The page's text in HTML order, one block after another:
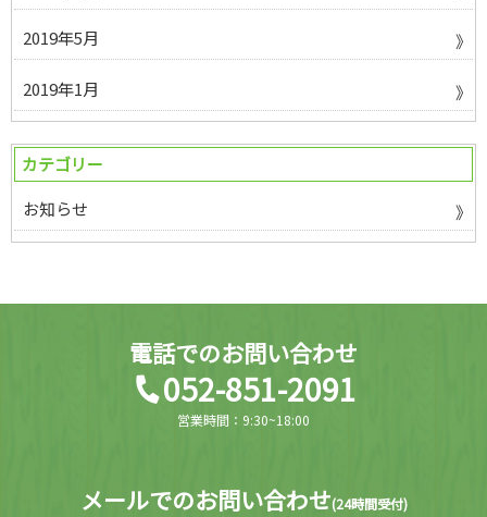
2019年5月
2019年1月
カテゴリー
お知らせ
電話でのお問い合わせ
052-851-2091
営業時間：9:30~18:00
メールでのお問い合わせ(24時間受付)